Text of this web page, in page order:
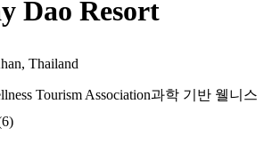
Dao Resort
, Thailand
Tourism Association과학 기반 웰니스
6)